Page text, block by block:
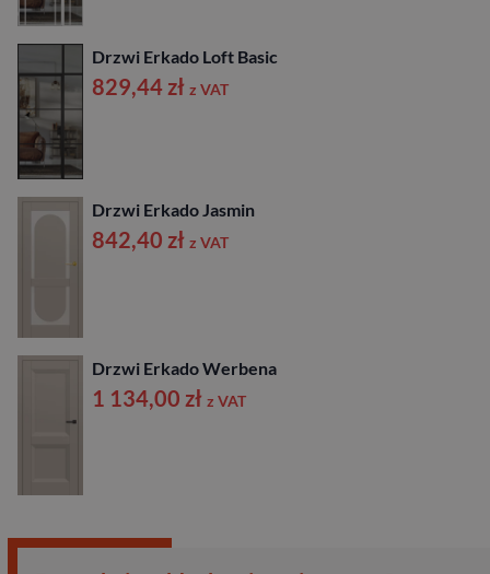
Drzwi Erkado Loft Basic
829,44 zł z VAT
Drzwi Erkado Jasmin
842,40 zł z VAT
Drzwi Erkado Werbena
1 134,00 zł z VAT